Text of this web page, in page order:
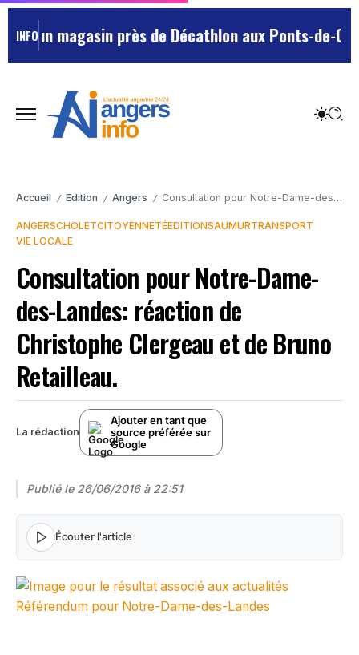
INFOmagasin près de Décathlon aux Ponts-de-Cé :
Accueil / Edition / Angers / Consultation pour Notre-Dame-des-Landes: réaction de Christophe Clergeau et de Bruno Retailleau.
ANGERSCHOLETCITOYENNETÉEDITIONSAUMURTRANSPORT
VIE LOCALE
Consultation pour Notre-Dame-
des-Landes: réaction de
Christophe Clergeau et de Bruno
Retailleau.
La rédaction
Ajouter en tant que
source préférée sur
Google
Publié le 26/06/2016 à 22:51
Écouter l'article